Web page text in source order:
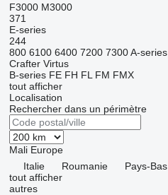
F3000 M3000
371
E-series
244
800 6100 6400 7200 7300 A-series
Crafter Virtus
B-series FE FH FL FM FMX
tout afficher
Localisation
Rechercher dans un périmètre
Mali Europe
Italie
Roumanie Pays-Bas
tout afficher
autres